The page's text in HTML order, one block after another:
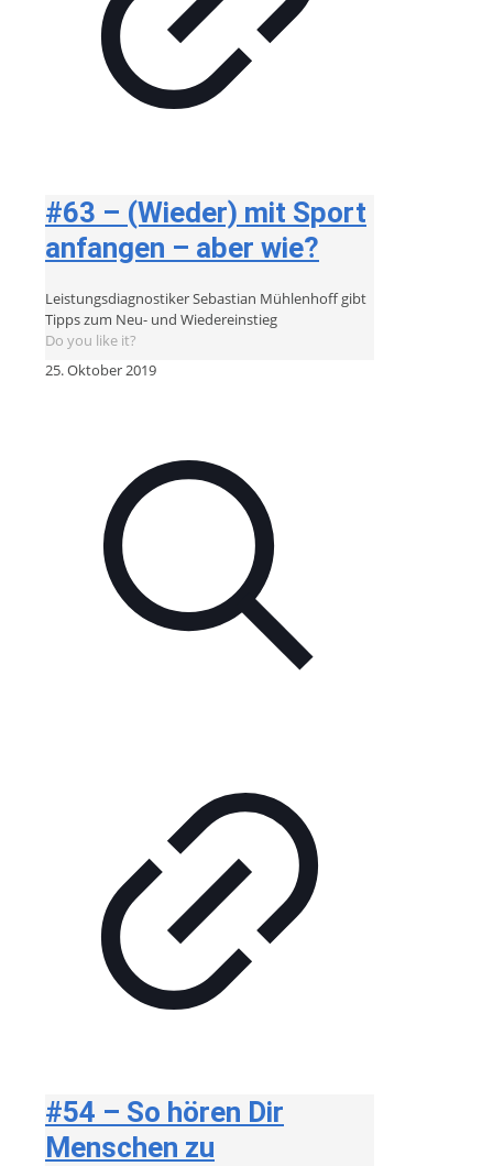
#63 – (Wieder) mit Sport
anfangen – aber wie?
Leistungsdiagnostiker Sebastian Mühlenhoff gibt
Tipps zum Neu- und Wiedereinstieg
Do you like it?
25. Oktober 2019
#54 – So hören Dir
Menschen zu